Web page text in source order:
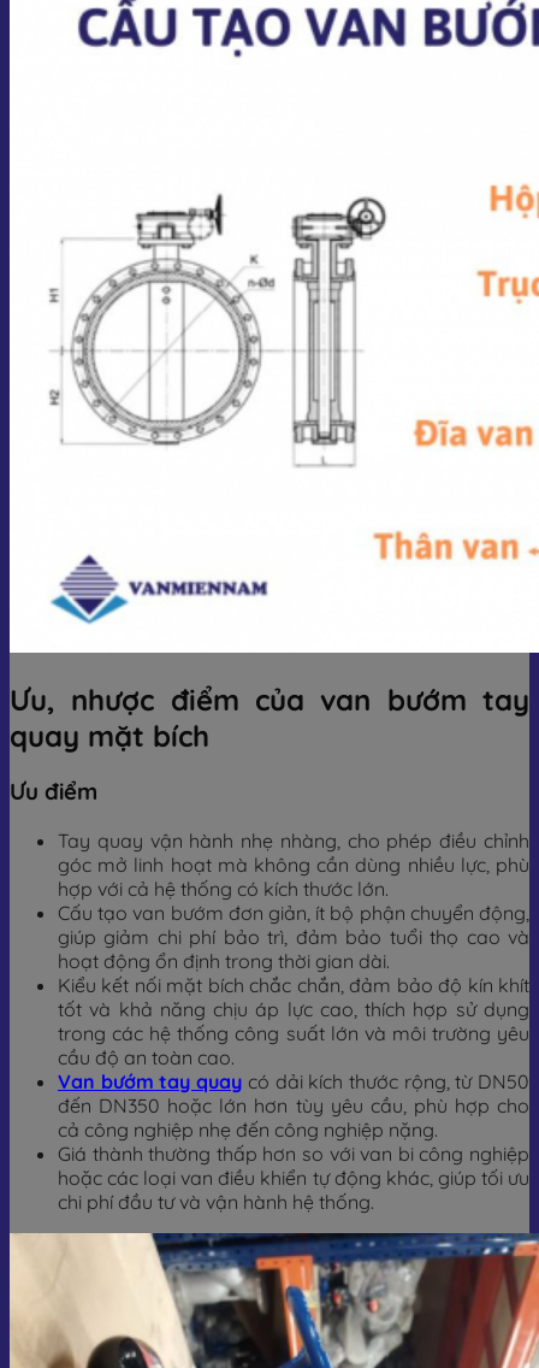
Ưu, nhược điểm của van bướm tay
quay mặt bích
Ưu điểm
Tay quay vận hành nhẹ nhàng, cho phép điều chỉnh
góc mở linh hoạt mà không cần dùng nhiều lực, phù
hợp với cả hệ thống có kích thước lớn.
Cấu tạo van bướm đơn giản, ít bộ phận chuyển động,
giúp giảm chi phí bảo trì, đảm bảo tuổi thọ cao và
hoạt động ổn định trong thời gian dài.
Kiểu kết nối mặt bích chắc chắn, đảm bảo độ kín khít
tốt và khả năng chịu áp lực cao, thích hợp sử dụng
trong các hệ thống công suất lớn và môi trường yêu
cầu độ an toàn cao.
Van bướm tay quay có dải kích thước rộng, từ DN50
đến DN350 hoặc lớn hơn tùy yêu cầu, phù hợp cho
cả công nghiệp nhẹ đến công nghiệp nặng.
Giá thành thường thấp hơn so với van bi công nghiệp
hoặc các loại van điều khiển tự động khác, giúp tối ưu
chi phí đầu tư và vận hành hệ thống.